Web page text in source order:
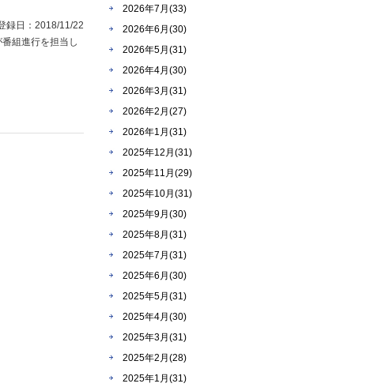
2026年7月(33)
2026年6月(30)
2026年5月(31)
2026年4月(30)
2026年3月(31)
2026年2月(27)
2026年1月(31)
2025年12月(31)
2025年11月(29)
2025年10月(31)
2025年9月(30)
2025年8月(31)
2025年7月(31)
2025年6月(30)
2025年5月(31)
2025年4月(30)
2025年3月(31)
2025年2月(28)
2025年1月(31)
録日：2018/11/22
組進行を担当し